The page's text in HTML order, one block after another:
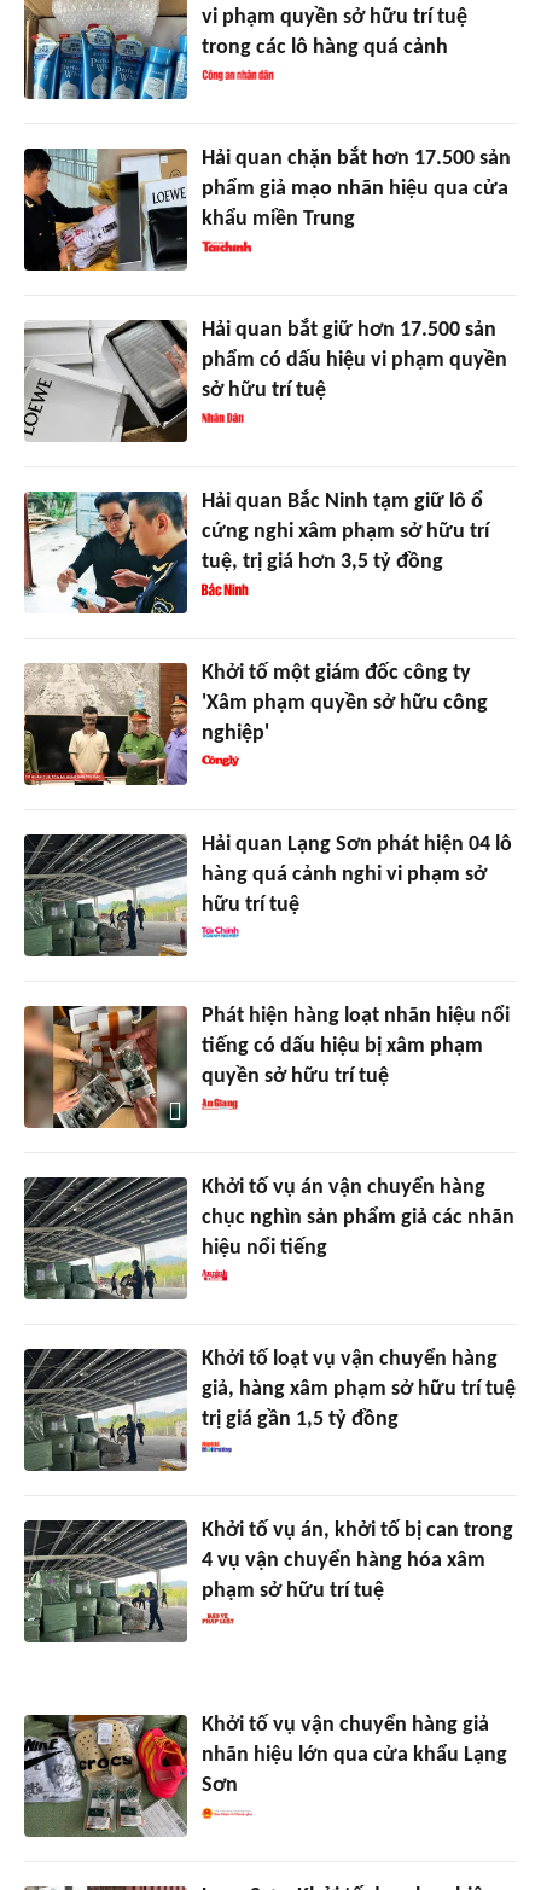
vi phạm quyền sở hữu trí tuệ
trong các lô hàng quá cảnh
Hải quan chặn bắt hơn 17.500 sản
phẩm giả mạo nhãn hiệu qua cửa
khẩu miền Trung
Hải quan bắt giữ hơn 17.500 sản
phẩm có dấu hiệu vi phạm quyền
sở hữu trí tuệ
Hải quan Bắc Ninh tạm giữ lô ổ
cứng nghi xâm phạm sở hữu trí
tuệ, trị giá hơn 3,5 tỷ đồng
Khởi tố một giám đốc công ty
'Xâm phạm quyền sở hữu công
nghiệp'
Hải quan Lạng Sơn phát hiện 04 lô
hàng quá cảnh nghi vi phạm sở
hữu trí tuệ
Phát hiện hàng loạt nhãn hiệu nổi
tiếng có dấu hiệu bị xâm phạm
quyền sở hữu trí tuệ
Khởi tố vụ án vận chuyển hàng
chục nghìn sản phẩm giả các nhãn
hiệu nổi tiếng
Khởi tố loạt vụ vận chuyển hàng
giả, hàng xâm phạm sở hữu trí tuệ
trị giá gần 1,5 tỷ đồng
Khởi tố vụ án, khởi tố bị can trong
4 vụ vận chuyển hàng hóa xâm
phạm sở hữu trí tuệ
Khởi tố vụ vận chuyển hàng giả
nhãn hiệu lớn qua cửa khẩu Lạng
Sơn